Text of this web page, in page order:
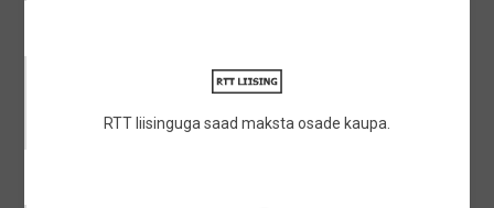
RTT liisinguga saad maksta osade kaupa.